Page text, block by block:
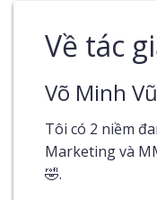
Về tác
Võ Minh Vũ
Tôi có 2 niềm
Marketing và
🤣.